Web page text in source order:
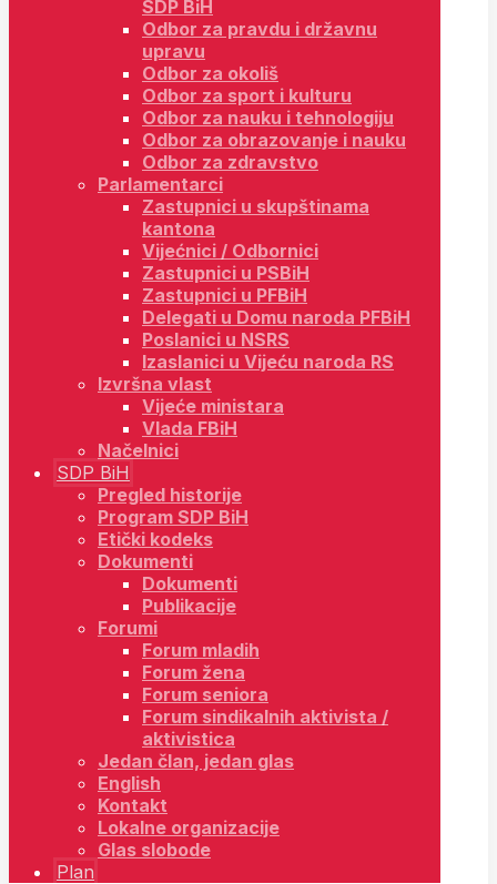
SDP BiH
Odbor za pravdu i državnu
upravu
Odbor za okoliš
Odbor za sport i kulturu
Odbor za nauku i tehnologiju
Odbor za obrazovanje i nauku
Odbor za zdravstvo
Parlamentarci
Zastupnici u skupštinama
kantona
Vijećnici / Odbornici
Zastupnici u PSBiH
Zastupnici u PFBiH
Delegati u Domu naroda PFBiH
Poslanici u NSRS
Izaslanici u Vijeću naroda RS
Izvršna vlast
Vijeće ministara
Vlada FBiH
Načelnici
SDP BiH
Pregled historije
Program SDP BiH
Etički kodeks
Dokumenti
Dokumenti
Publikacije
Forumi
Forum mladih
Forum žena
Forum seniora
Forum sindikalnih aktivista /
aktivistica
Jedan član, jedan glas
English
Kontakt
Lokalne organizacije
Glas slobode
Plan